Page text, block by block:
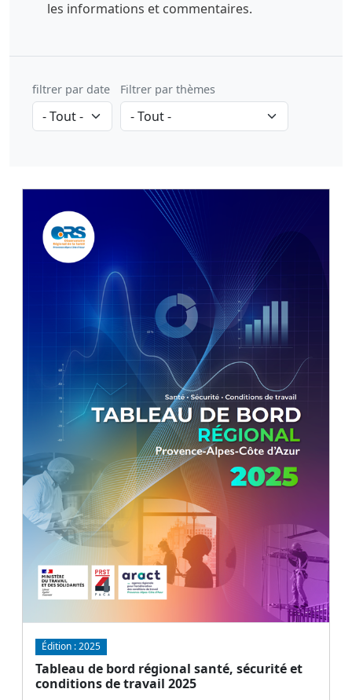
les informations et commentaires.
filtrer par date Filtrer par thèmes
Édition :2025
Tableau de bord régional santé, sécurité et
conditions de travail 2025